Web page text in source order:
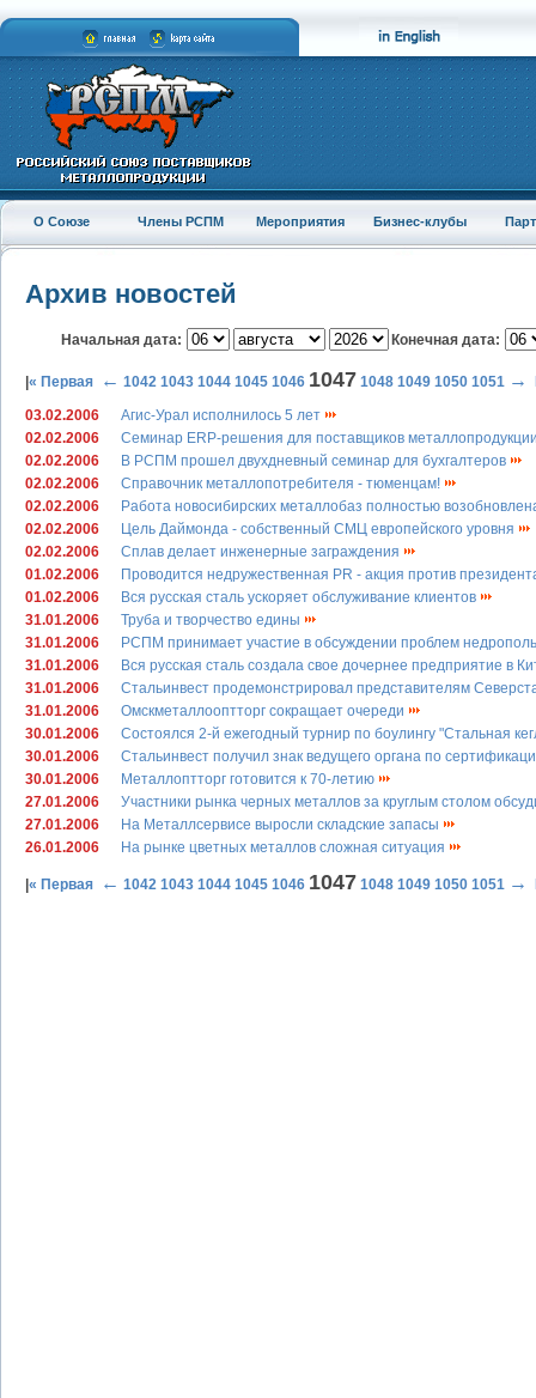
О Союзе Члены РСПМ Мероприятия Бизнес-клубы
Архив новостей
Начальная дата: Конечная дата:
« Первая ← 1042 1043 1044 1045 1046 1047 1048 1049 1050 1051 →
03.02.2006
Агис-Урал исполнилось 5 лет
02.02.2006
Семинар ERP-решения для поставщиков
02.02.2006
В РСПМ прошел двухдневный семинар для бухгалтеров
02.02.2006
Справочник металлопотребителя - тюменцам!
02.02.2006
Работа новосибирских металлобаз полностью
02.02.2006
Цель Даймонда - собственный СМЦ европейского уровня
02.02.2006
Сплав делает инженерные заграждения
01.02.2006
Проводится недружественная PR - акция против
01.02.2006
Вся русская сталь ускоряет обслуживание клиентов
31.01.2006
Труба и творчество едины
31.01.2006
РСПМ принимает участие в обсуждении проблем
31.01.2006
Вся русская сталь создала свое дочернее предприятие в
31.01.2006
Стальинвест продемонстрировал представителям
31.01.2006
Омскметаллооптторг сокращает очереди
30.01.2006
Состоялся 2-й ежегодный турнир по боулингу "Стальная
30.01.2006
Стальинвест получил знак ведущего органа по
30.01.2006
Металлоптторг готовится к 70-летию
27.01.2006
Участники рынка черных металлов за круглым столом
27.01.2006
На Металлсервисе выросли складские запасы
26.01.2006
На рынке цветных металлов сложная ситуация
« Первая ← 1042 1043 1044 1045 1046 1047 1048 1049 1050 1051 →